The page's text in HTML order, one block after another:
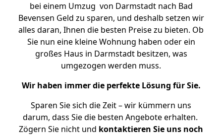
bei einem Umzug von Darmstadt nach Bad
Bevensen Geld zu sparen, und deshalb setzen wir
alles daran, Ihnen die besten Preise zu bieten. Ob
Sie nun eine kleine Wohnung haben oder ein
großes Haus in Darmstadt besitzen, was
umgezogen werden muss.
Wir haben immer die perfekte Lösung für Sie.
Sparen Sie sich die Zeit – wir kümmern uns
darum, dass Sie die besten Angebote erhalten.
Zögern Sie nicht und kontaktieren Sie uns noch